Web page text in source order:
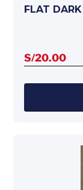
FLAT
S/20.00